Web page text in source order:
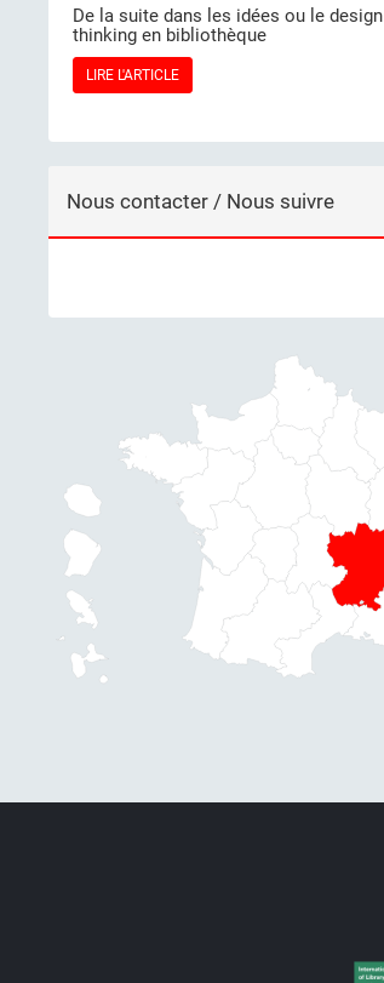
De la suite dans les idées ou le design
thinking en bibliothèque
LIRE L'ARTICLE
Nous contacter / Nous suivre